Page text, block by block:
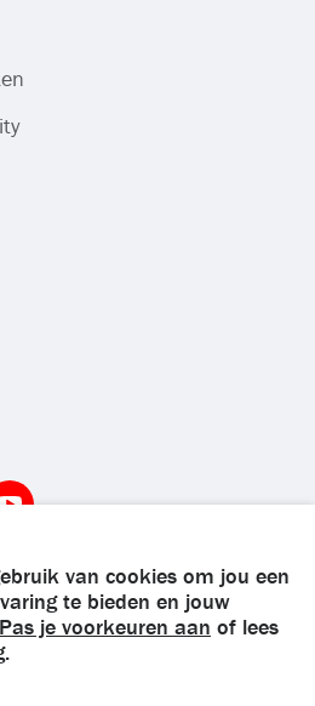
voorbehouden
van cookies om jou een
te bieden en jouw
Pas je voorkeuren aan of lees
.